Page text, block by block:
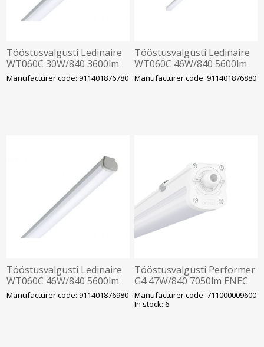
Tööstusvalgusti Ledinaire
WT060C 30W/840 3600lm
IP66 IK08 Läbivj. 1258mm
Manufacturer code: 911401876780
Tööstusvalgusti Ledinaire
WT060C 46W/840 5600lm
IP66 IK08 1501mm Philips
Manufacturer code: 911401876880
Tööstusvalgusti Ledinaire
WT060C 46W/840 5600lm
IP66 IK08 Läbivj. 1558mm
Manufacturer code: 911401876980
Tööstusvalgusti Performer
G4 47W/840 7050lm ENEC
IP66 IK08 1h aku Läbivj.
1489mm OPPLE
Manufacturer code: 711000009600
In stock: 6